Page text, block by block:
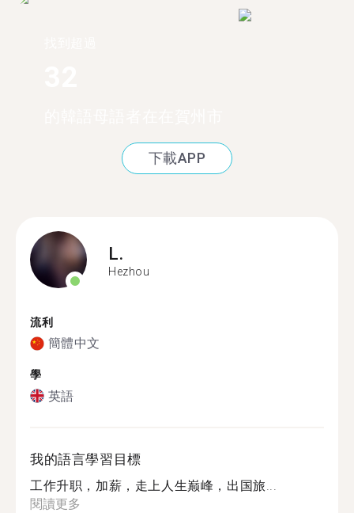
下載APP
L.
Hezhou
流利
簡體中文
學
英語
我的語言學習目標
工作升职，加薪，走上人生巅峰，出国旅...
閱讀更多